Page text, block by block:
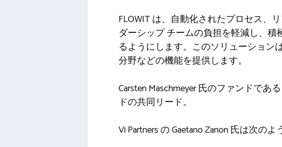
FLOWIT は、自動化されたプロセス、
ダーシップ チームの負担を軽減し、
るようにします。このソリューション
分野などの機能を提供します。
Carsten Maschmeyer 氏のファンドであ
ドの共同リード。
Vi Partners の Gaetano Zanon 氏は次のよ